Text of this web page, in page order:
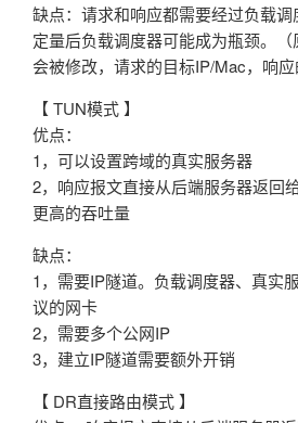
缺点：请求和响应都需要经过负载
定量后负载调度器可能成为瓶颈。
会被修改，请求的目标IP/Mac，响应
【 TUN模式 】
优点：
1，可以设置跨域的真实服务器
2，响应报文直接从后端服务器返回
更高的吞吐量
缺点：
1，需要IP隧道。负载调度器、真实
议的网卡
2，需要多个公网IP
3，建立IP隧道需要额外开销
【 DR直接路由模式 】